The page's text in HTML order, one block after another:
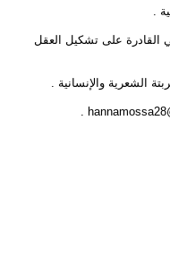
.
على تشكيل العقل
الشعرية والإنسانية .